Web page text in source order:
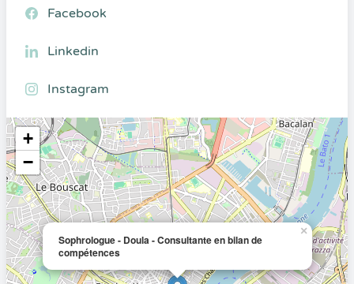
Facebook
Linkedin
Instagram
Sophrologue - Doula - Consultante en bilan de
compétences
×
+
−